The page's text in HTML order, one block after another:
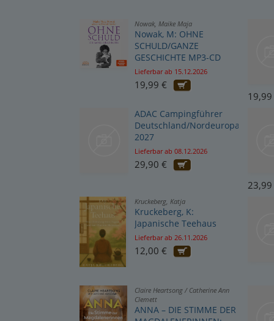
Nowak, Maike Maja
Nowak, M: OHNE
SCHULD/GANZE
GESCHICHTE MP3-CD
Lieferbar ab 15.12.2026
19,99 €
ADAC Campingführer
Deutschland/Nordeuropa
2027
Lieferbar ab 08.12.2026
29,90 €
Kruckeberg, Katja
Kruckeberg, K:
Japanische Teehaus
Lieferbar ab 26.11.2026
12,00 €
Claire Heartsong / Catherine Ann
Clemett
ANNA – DIE STIMME DER